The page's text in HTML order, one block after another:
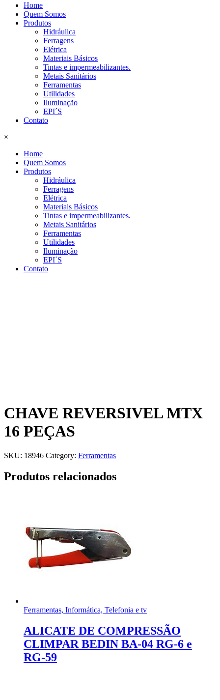
Home
Quem Somos
Produtos
Hidráulica
Ferragens
Elétrica
Materiais Básicos
Tintas e impermeabilizantes.
Metais Sanitários
Ferramentas
Utilidades
Iluminação
EPI´S
Contato
×
Home
Quem Somos
Produtos
Hidráulica
Ferragens
Elétrica
Materiais Básicos
Tintas e impermeabilizantes.
Metais Sanitários
Ferramentas
Utilidades
Iluminação
EPI´S
Contato
CHAVE REVERSIVEL MTX
16 PEÇAS
SKU: 18946 Category: Ferramentas
Produtos relacionados
Ferramentas, Informática, Telefonia e tv
ALICATE DE COMPRESSÃO
CLIMPAR BEDIN BA-04 RG-6 e
RG-59